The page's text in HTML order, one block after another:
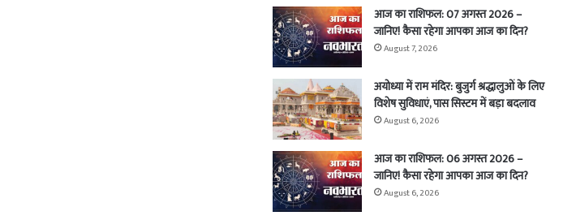
आज का राशिफल: 07 अगस्त 2026 –
जानिए! कैसा रहेगा आपका आज का दिन?
August 7, 2026
अयोध्या में राम मंदिर: बुजुर्ग श्रद्धालुओं के लिए
विशेष सुविधाएं, पास सिस्टम में बड़ा बदलाव
August 6, 2026
आज का राशिफल: 06 अगस्त 2026 –
जानिए! कैसा रहेगा आपका आज का दिन?
August 6, 2026